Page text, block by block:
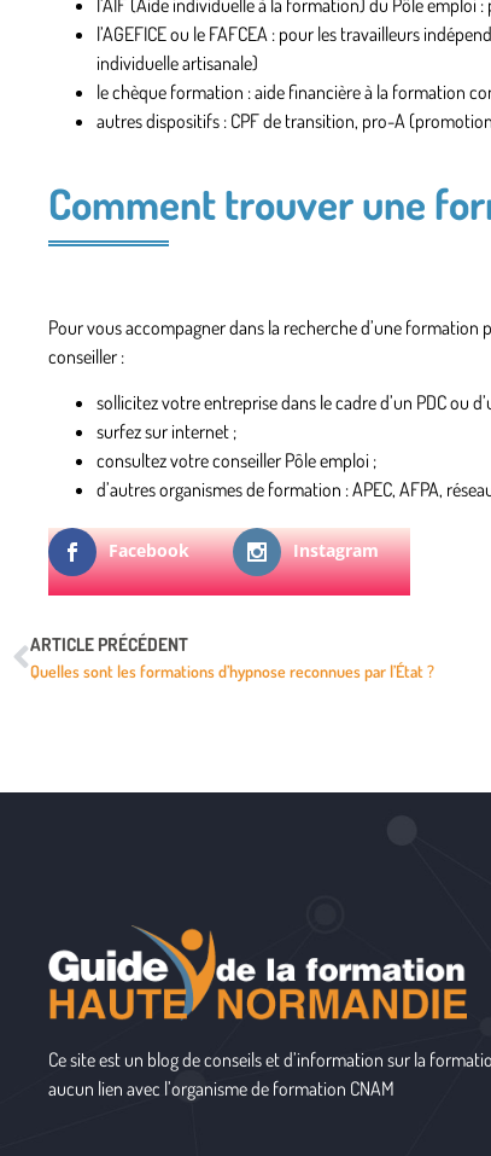
l’AIF (Aide individuelle à la formation) du Pôle emploi :
l’AGEFICE ou le FAFCEA : pour les travailleurs
individuelle artisanale)
lechèque formation : aide financière à la formation
autres dispositifs : CPF de transition, pro-A
Comment trouver une
Pour vous accompagner dans la recherche d’une
conseiller :
sollicitezvotre entreprisedans le cadre d’un PDC ou
surfez sur internet ;
consultezvotre conseiller Pôle emploi ;
d’autresorganismes de formation : APEC, AFPA,
Facebook Instagram
ARTICLE PRÉCÉDENT
Quelles sont les formations d’hypnose reconnues par l’État ?
Ce site est un blog de conseils et d’information sur la
aucun lien avec l’organisme de formation CNAM